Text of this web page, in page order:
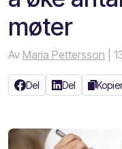
møter
Av Maria Pettersson |
Del Del